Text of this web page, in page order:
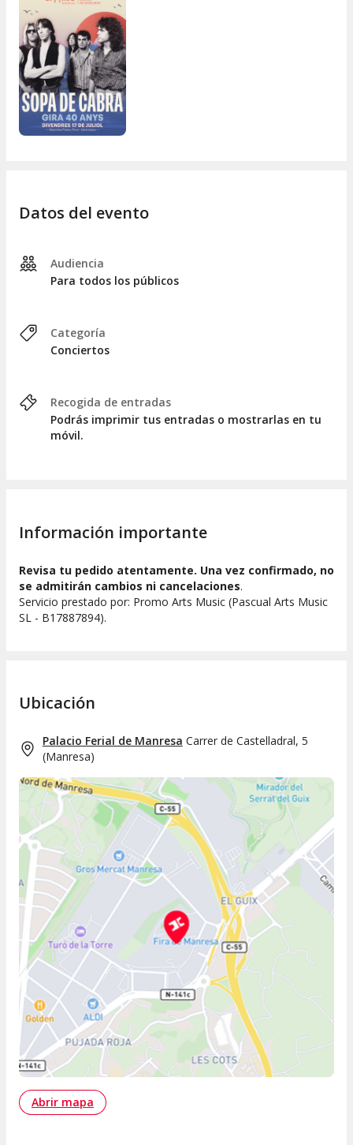
Datos del evento
Audiencia
Para todos los públicos
Categoría
Conciertos
Recogida de entradas
Podrás imprimir tus entradas o mostrarlas en tu
móvil.
Información importante
Revisa tu pedido atentamente. Una vez confirmado, no
se admitirán cambios ni cancelaciones.
Servicio prestado por: Promo Arts Music (Pascual Arts Music
SL - B17887894).
Ubicación
Palacio Ferial de Manresa Carrer de Castelladral, 5
(Manresa)
Abrir mapa